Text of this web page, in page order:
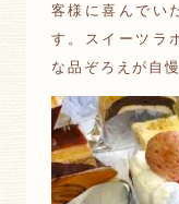
客様に喜んでい
す。スイーツラ
な品ぞろえが自慢